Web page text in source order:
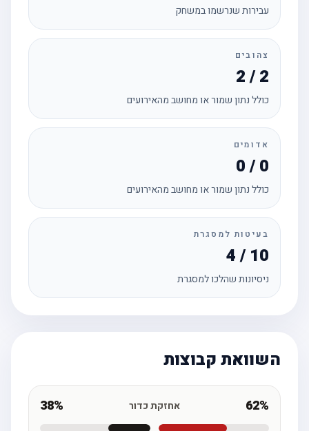
עבירות שנרשמו במשחק
צהובים
2 / 2
כולל נתון שמור או מחושב מהאירועים
אדומים
0 / 0
כולל נתון שמור או מחושב מהאירועים
בעיטות למסגרת
4 / 10
ניסיונות שהלכו למסגרת
השוואת קבוצות
62% אחזקת כדור 38%